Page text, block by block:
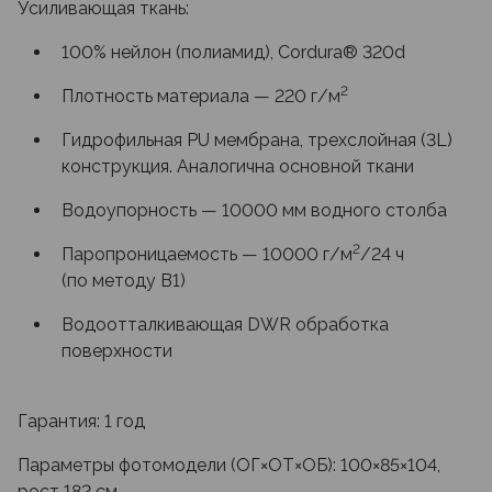
Усиливающая ткань:
100% нейлон (полиамид), Cordura® 320d
Плотность материала — 220 г/м2
Гидрофильная PU мембрана, трехслойная (3L)
конструкция. Аналогична основной ткани
Водоупорность — 10000 мм водного столба
Паропроницаемость — 10000 г/м2/24 ч
(по методу B1)
Водоотталкивающая DWR обработка
поверхности
Гарантия: 1 год
Параметры фотомодели (ОГ×ОТ×ОБ): 100×85×104,